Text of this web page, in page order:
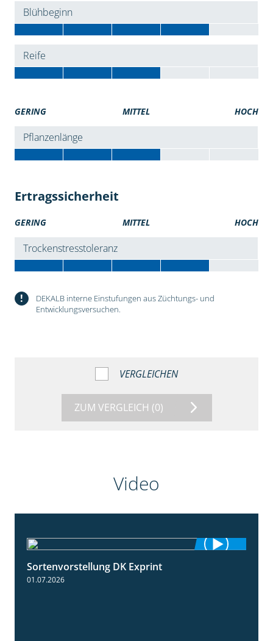
Blühbeginn
Reife
GERING MITTEL HOCH
Pflanzenlänge
Ertragssicherheit
GERING MITTEL HOCH
Trockenstresstoleranz
!
DEKALB interne Einstufungen aus Züchtungs- und
Entwicklungsversuchen.
VERGLEICHEN
ZUM VERGLEICH (0)
Video
Sortenvorstellung DK Exprint
01.07.2026